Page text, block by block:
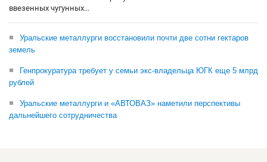
ввезенных чугунных...
Уральские металлурги восстановили почти две сотни гектаров
земель
Генпрокуратура требует у семьи экс-владельца ЮГК еще 5 млрд
рублей
Уральские металлурги и «АВТОВАЗ» наметили перспективы
дальнейшего сотрудничества